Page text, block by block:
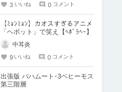
3 いいね 0 コメント
【ﾐｮﾝﾐｮﾝ】カオスすぎるアニメ
「ヘボット」で笑え【ﾍﾎﾞﾗﾍｰ】
中耳炎
9 いいね 0 コメント
出張版 バハムート-3ベヒーモス
第三階層